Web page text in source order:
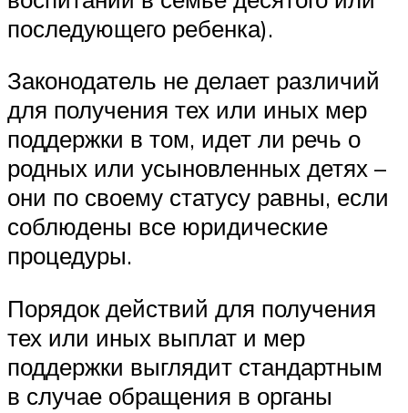
последующего ребенка).
Законодатель не делает различий
для получения тех или иных мер
поддержки в том, идет ли речь о
родных или усыновленных детях –
они по своему статусу равны, если
соблюдены все юридические
процедуры.
Порядок действий для получения
тех или иных выплат и мер
поддержки выглядит стандартным
в случае обращения в органы